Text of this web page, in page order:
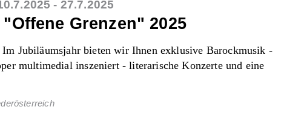
- 27.7.2025
Grenzen" 2025
Jubiläumsjahr bieten wir Ihnen exklusive Barockmusik -
multimedial inszeniert - literarische Konzerte und eine